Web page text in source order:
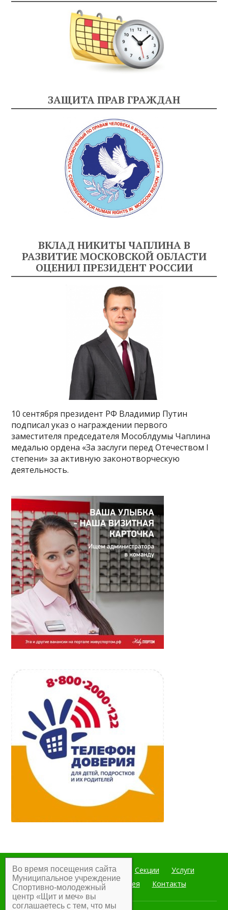
ЗАЩИТА ПРАВ ГРАЖДАН
ВКЛАД НИКИТЫ ЧАПЛИНА В
РАЗВИТИЕ МОСКОВСКОЙ ОБЛАСТИ
ОЦЕНИЛ ПРЕЗИДЕНТ РОССИИ
10 сентября президент РФ Владимир Путин
подписал указ о награждении первого
заместителя председателя Мособлдумы Чаплина
медалью ордена «За заслуги перед Отечеством I
степени» за активную законотворческую
деятельность.
Главная Мероприятия Секции
Услуги
Документы
Фотогалерея Контакты
Во время посещения сайта
Муниципальное учреждение
Спортивно-молодежный
центр «Щит и меч» вы
соглашаетесь с тем, что мы